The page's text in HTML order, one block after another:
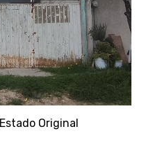
Estado Original